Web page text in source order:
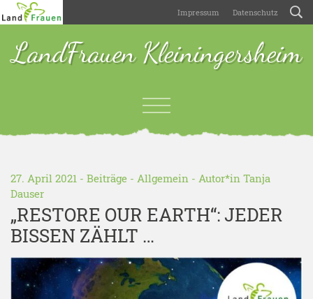
Impressum Datenschutz
LandFrauen Kleiningersheim
27. April 2021 - Beiträge - Allgemein - Autor*in Tanja
Dauser
„RESTORE OUR EARTH“: JEDER
BISSEN ZÄHLT …